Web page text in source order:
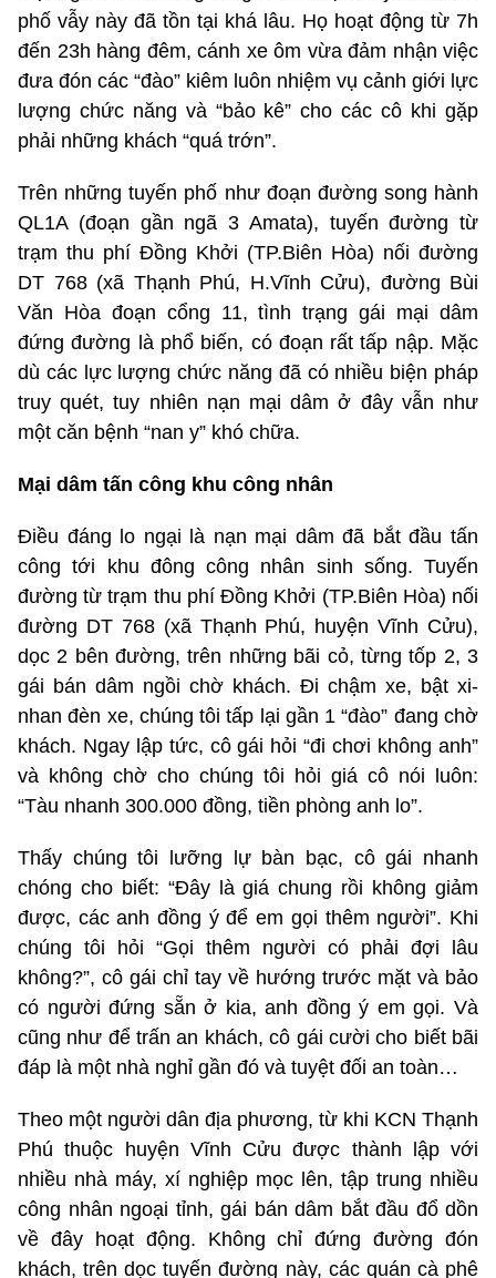
phố vẫy này đã tồn tại khá lâu. Họ hoạt động từ 7h
đến 23h hàng đêm, cánh xe ôm vừa đảm nhận việc
đưa đón các “đào” kiêm luôn nhiệm vụ cảnh giới lực
lượng chức năng và “bảo kê” cho các cô khi gặp
phải những khách “quá trớn”.
Trên những tuyến phố như đoạn đường song hành
QL1A (đoạn gần ngã 3 Amata), tuyến đường từ
trạm thu phí Đồng Khởi (TP.Biên Hòa) nối đường
DT 768 (xã Thạnh Phú, H.Vĩnh Cửu), đường Bùi
Văn Hòa đoạn cổng 11, tình trạng gái mại dâm
đứng đường là phổ biến, có đoạn rất tấp nập. Mặc
dù các lực lượng chức năng đã có nhiều biện pháp
truy quét, tuy nhiên nạn mại dâm ở đây vẫn như
một căn bệnh “nan y” khó chữa.
Mại dâm tấn công khu công nhân
Điều đáng lo ngại là nạn mại dâm đã bắt đầu tấn
công tới khu đông công nhân sinh sống. Tuyến
đường từ trạm thu phí Đồng Khởi (TP.Biên Hòa) nối
đường DT 768 (xã Thạnh Phú, huyện Vĩnh Cửu),
dọc 2 bên đường, trên những bãi cỏ, từng tốp 2, 3
gái bán dâm ngồi chờ khách. Đi chậm xe, bật xi-
nhan đèn xe, chúng tôi tấp lại gần 1 “đào” đang chờ
khách. Ngay lập tức, cô gái hỏi “đi chơi không anh”
và không chờ cho chúng tôi hỏi giá cô nói luôn:
“Tàu nhanh 300.000 đồng, tiền phòng anh lo”.
Thấy chúng tôi lưỡng lự bàn bạc, cô gái nhanh
chóng cho biết: “Đây là giá chung rồi không giảm
được, các anh đồng ý để em gọi thêm người”. Khi
chúng tôi hỏi “Gọi thêm người có phải đợi lâu
không?”, cô gái chỉ tay về hướng trước mặt và bảo
có người đứng sẵn ở kia, anh đồng ý em gọi. Và
cũng như để trấn an khách, cô gái cười cho biết bãi
đáp là một nhà nghỉ gần đó và tuyệt đối an toàn…
Theo một người dân địa phương, từ khi KCN Thạnh
Phú thuộc huyện Vĩnh Cửu được thành lập với
nhiều nhà máy, xí nghiệp mọc lên, tập trung nhiều
công nhân ngoại tỉnh, gái bán dâm bắt đầu đổ dồn
về đây hoạt động. Không chỉ đứng đường đón
khách, trên dọc tuyến đường này, các quán cà phê